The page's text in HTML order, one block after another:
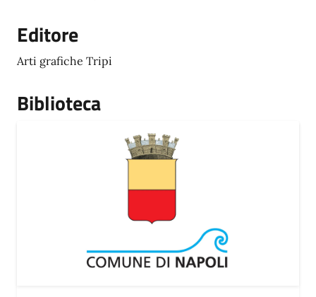
Editore
Arti grafiche Tripi
Biblioteca